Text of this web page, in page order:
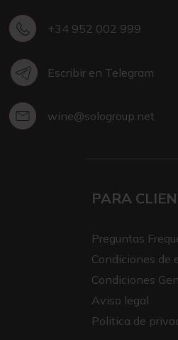
+34 952 002 999
Escribir en Telegram
wine@sologroup.net
PARA
Preguntas
Condiciones de
Condiciones
Aviso legal
Politica de